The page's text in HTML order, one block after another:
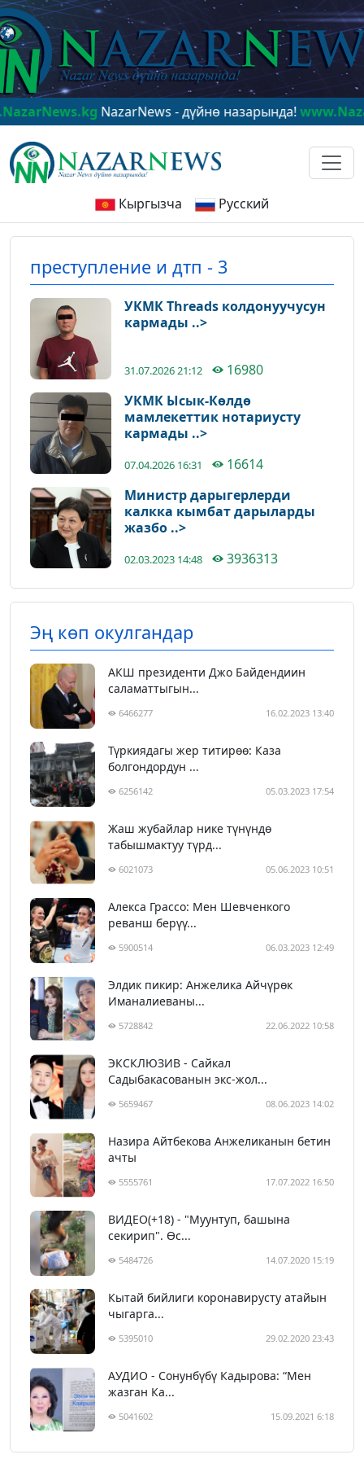
NazarNews - дүйнө назарында!
Кыргызча Русский
преступление и дтп - 3
УКМК Threads колдонуучусун
кармады ..>
31.07.2026 21:12
16980
УКМК Ысык-Көлдө
мамлекеттик нотариусту
кармады ..>
07.04.2026 16:31
16614
Министр дарыгерлерди
калкка кымбат дарыларды
жазбо ..>
02.03.2023 14:48 3936313
Эң көп окулгандар
АКШ президенти Джо Байдендиин
саламаттыгын...
6466277 16.02.2023 13:40
Түркиядагы жер титирөө: Каза
болгондордун ...
6256142 05.03.2023 17:54
Жаш жубайлар нике түнүндө
табышмактуу түрд...
6021073 05.06.2023 10:51
Алекса Грассо: Мен Шевченкого
реванш берүү...
5900514 06.03.2023 12:49
Элдик пикир: Анжелика Айчүрөк
Иманалиеваны...
5728842 22.06.2022 10:58
ЭКСКЛЮЗИВ - Сайкал
Садыбакасованын экс-жол...
5659467 08.06.2023 14:02
Назира Айтбекова Анжеликанын бетин
ачты
5555761 17.07.2022 16:50
ВИДЕО(+18) - "Муунтуп, башына
секирип". Өс...
5484726 14.07.2020 15:19
Кытай бийлиги коронавирусту атайын
чыгарга...
5395010 29.02.2020 23:43
АУДИО - Сонунбүбү Кадырова: “Мен
жазган Ка...
5041602 15.09.2021 6:18